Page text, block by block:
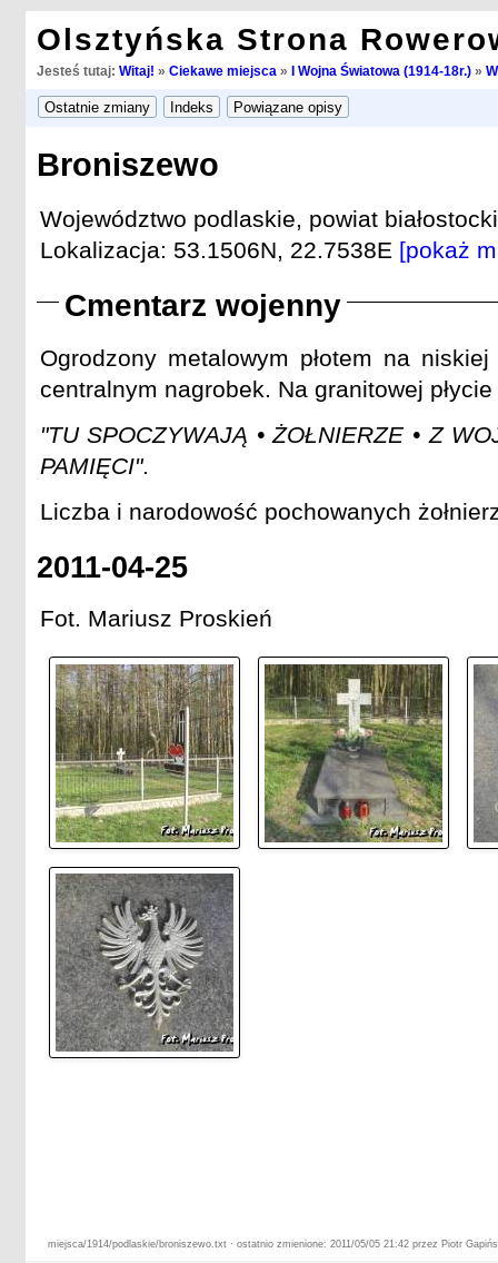
Olsztyńska Strona
Jesteś tutaj: Witaj! » Ciekawe miejsca » I Wojna Światowa (1914-18r.)»
Broniszewo
Województwo podlaskie, powiat
Lokalizacja: 53.1506N, 22.7538E [pokaż
Cmentarz wojenny
Ogrodzony metalowym płotem na
centralnym nagrobek. Na granitowej
"TU SPOCZYWAJĄ • ŻOŁNIERZE • Z
PAMIĘCI".
Liczba i narodowość pochowanych
2011-04-25
Fot. Mariusz Proskień
miejsca/1914/podlaskie/broniszewo.txt · ostatnio zmienione: 2011/05/05 21:42 przez Piotr